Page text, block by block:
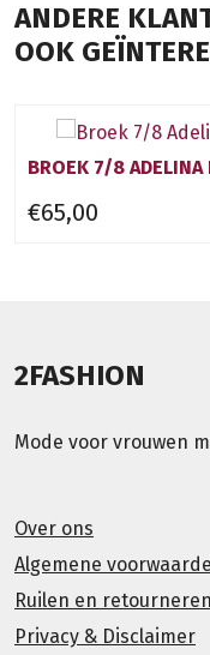
ANDERE
OOK
BROEK 7/8
€65,00
2FASHION
Mode voor vrouwen
Over ons
Algemene
Ruilen en retourneren
Privacy & Disclaimer